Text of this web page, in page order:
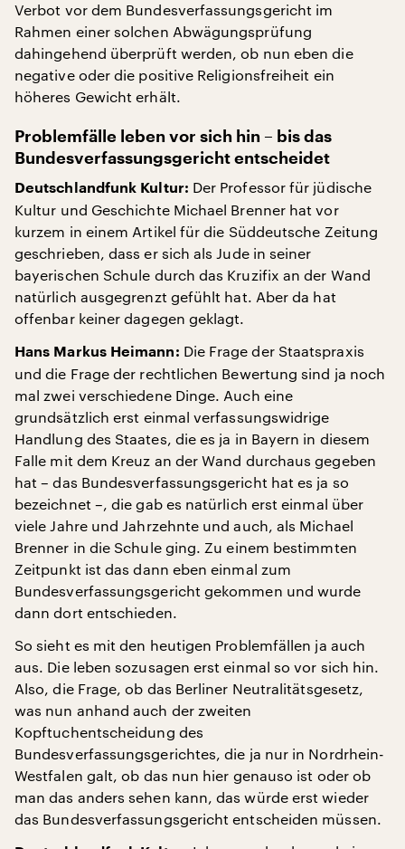
Verbot vor dem Bundesverfassungsgericht im
Rahmen einer solchen Abwägungsprüfung
dahingehend überprüft werden, ob nun eben die
negative oder die positive Religionsfreiheit ein
höheres Gewicht erhält.
Problemfälle leben vor sich hin – bis das
Bundesverfassungsgericht entscheidet
Deutschlandfunk Kultur: Der Professor für jüdische
Kultur und Geschichte Michael Brenner hat vor
kurzem in einem Artikel für die Süddeutsche Zeitung
geschrieben, dass er sich als Jude in seiner
bayerischen Schule durch das Kruzifix an der Wand
natürlich ausgegrenzt gefühlt hat. Aber da hat
offenbar keiner dagegen geklagt.
Hans Markus Heimann: Die Frage der Staatspraxis
und die Frage der rechtlichen Bewertung sind ja noch
mal zwei verschiedene Dinge. Auch eine
grundsätzlich erst einmal verfassungswidrige
Handlung des Staates, die es ja in Bayern in diesem
Falle mit dem Kreuz an der Wand durchaus gegeben
hat – das Bundesverfassungsgericht hat es ja so
bezeichnet –, die gab es natürlich erst einmal über
viele Jahre und Jahrzehnte und auch, als Michael
Brenner in die Schule ging. Zu einem bestimmten
Zeitpunkt ist das dann eben einmal zum
Bundesverfassungsgericht gekommen und wurde
dann dort entschieden.
So sieht es mit den heutigen Problemfällen ja auch
aus. Die leben sozusagen erst einmal so vor sich hin.
Also, die Frage, ob das Berliner Neutralitätsgesetz,
was nun anhand auch der zweiten
Kopftuchentscheidung des
Bundesverfassungsgerichtes, die ja nur in Nordrhein-
Westfalen galt, ob das nun hier genauso ist oder ob
man das anders sehen kann, das würde erst wieder
das Bundesverfassungsgericht entscheiden müssen.